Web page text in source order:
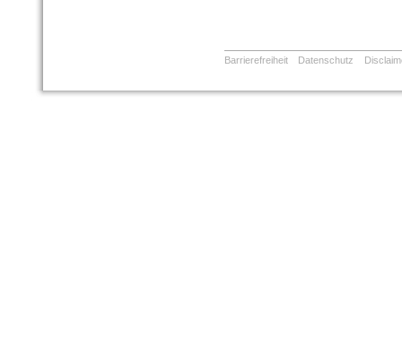
Barrierefreiheit Datenschutz